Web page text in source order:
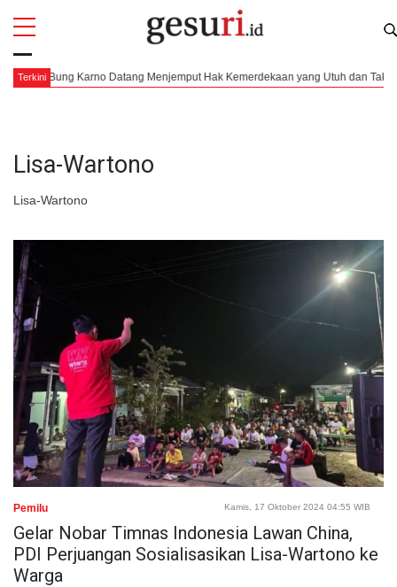
Terkini
Bung Karno Datang Menjemput Hak Kemerdekaan yang Utuh dan Tak Terbagi
Lisa-Wartono
Lisa-Wartono
All
Pemilu Kamis, 17 Oktober 2024 04:55 WIB
Gelar Nobar Timnas Indonesia Lawan China,
PDI Perjuangan Sosialisasikan Lisa-Wartono ke
Warga